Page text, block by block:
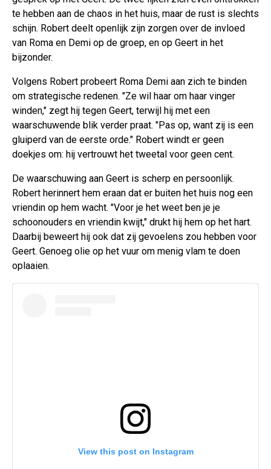
te hebben aan de chaos in het huis, maar de rust is slechts
schijn. Robert deelt openlijk zijn zorgen over de invloed
van Roma en Demi op de groep, en op Geert in het
bijzonder.
Volgens Robert probeert Roma Demi aan zich te binden
om strategische redenen. "Ze wil haar om haar vinger
winden," zegt hij tegen Geert, terwijl hij met een
waarschuwende blik verder praat. "Pas op, want zij is een
gluiperd van de eerste orde." Robert windt er geen
doekjes om: hij vertrouwt het tweetal voor geen cent.
De waarschuwing aan Geert is scherp en persoonlijk.
Robert herinnert hem eraan dat er buiten het huis nog een
vriendin op hem wacht. "Voor je het weet ben je je
schoonouders en vriendin kwijt," drukt hij hem op het hart.
Daarbij beweert hij ook dat zij gevoelens zou hebben voor
Geert. Genoeg olie op het vuur om menig vlam te doen
oplaaien.
View this post on Instagram